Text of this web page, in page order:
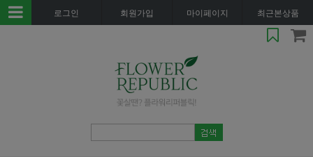
로그인 회원가입 마이페이지 최근본상품